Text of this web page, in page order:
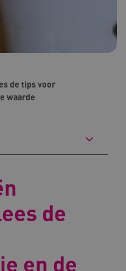
de tips voor
waarde
de
en de